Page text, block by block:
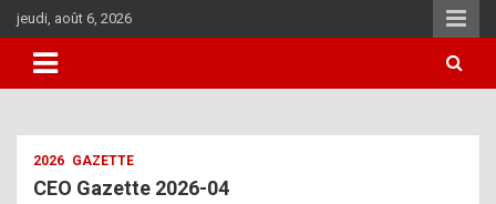
Aller
au
contenu
jeudi, août 6, 2026
i
2026 GAZETTE
CEO Gazette 2026-04